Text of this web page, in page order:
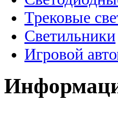
Трековые
Светильники
Игровой